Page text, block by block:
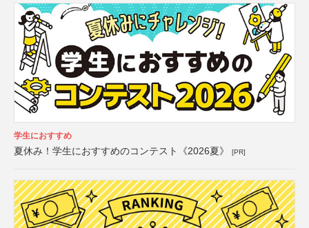
学生におすすめ
夏休み！学生におすすめのコンテスト《2026夏》 [PR]